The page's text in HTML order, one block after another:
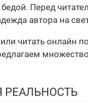
бедой. Перед
автора на
читать онлайн
РЕАЛЬНОСТЬ